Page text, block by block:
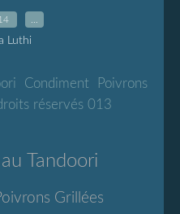
Luthi
Tandoori
Grillées